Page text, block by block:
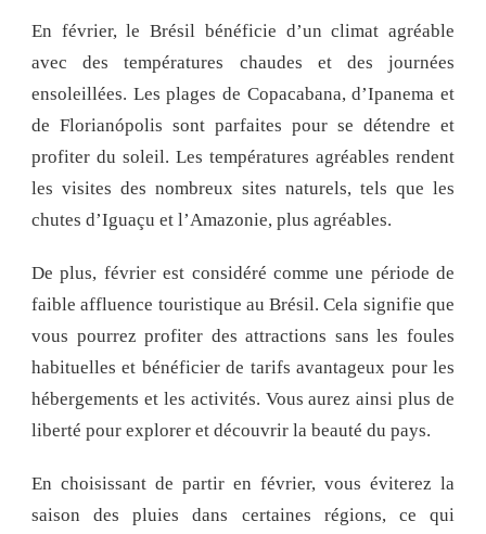
En février, le Brésil bénéficie d’un climat agréable
avec des températures chaudes et des journées
ensoleillées. Les plages de Copacabana, d’Ipanema et
de Florianópolis sont parfaites pour se détendre et
profiter du soleil. Les températures agréables rendent
les visites des nombreux sites naturels, tels que les
chutes d’Iguaçu et l’Amazonie, plus agréables.
De plus, février est considéré comme une période de
faible affluence touristique au Brésil. Cela signifie que
vous pourrez profiter des attractions sans les foules
habituelles et bénéficier de tarifs avantageux pour les
hébergements et les activités. Vous aurez ainsi plus de
liberté pour explorer et découvrir la beauté du pays.
En choisissant de partir en février, vous éviterez la
saison des pluies dans certaines régions, ce qui